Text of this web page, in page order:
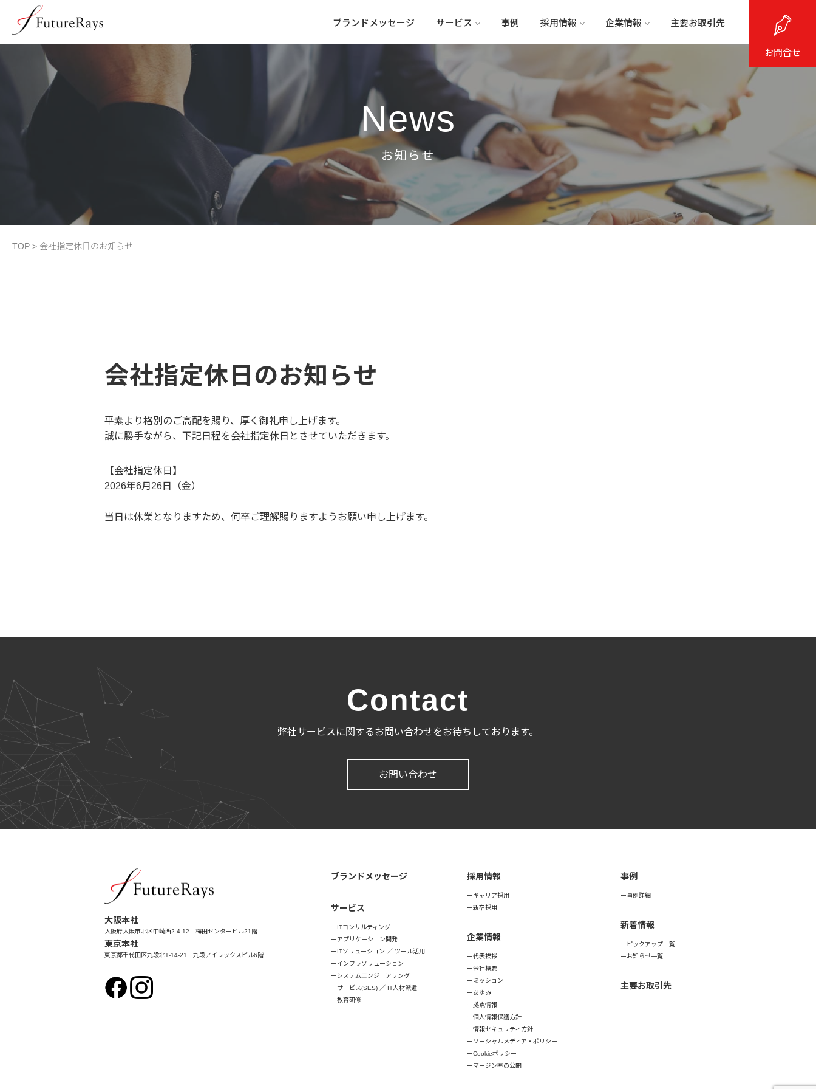
ブランドメッセージ サービス 事例 採用情報 企業情報 主要お取引先
お問合せ
News
TOP > 会社指定休日のお知らせ
会社指定休日のお知らせ
平素より格別のご高配を賜り、厚く御礼申し上げます。
誠に勝手ながら、下記日程を会社指定休日とさせていただきます。
【会社指定休日】
2026年6月26日（金）
当日は休業となりますため、何卒ご理解賜りますようお願い申し上げます。
Contact
弊社サービスに関するお問い合わせをお待ちしております。
お問い合わせ
大阪本社
大阪府大阪市北区中崎西2-4-12 梅田センタービル21階
東京本社
東京都千代田区九段北1-14-21 九段アイレックスビル6階
ブランドメッセージ
サービス
ITコンサルティング
アプリケーション開発
ITソリューション ／ ツール活用
インフラソリューション
システムエンジニアリング
サービス(SES) ／ IT人材派遣
教育研修
採用情報
キャリア採用
新卒採用
企業情報
代表挨拶
会社概要
ミッション
あゆみ
拠点情報
個人情報保護方針
情報セキュリティ方針
ソーシャルメディア・ポリシー
Cookieポリシー
マージン率の公開
事例
事例詳細
新着情報
ピックアップ一覧
お知らせ一覧
主要お取引先